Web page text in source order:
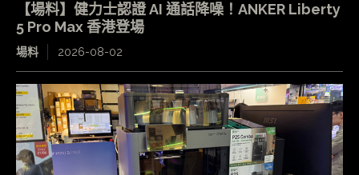
【場料】健力士認證 AI 通話降噪！ANKER Liberty
5 Pro Max 香港登場
場料 2026-08-02